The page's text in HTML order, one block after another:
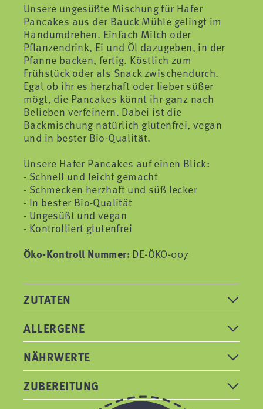
Unsere ungesüßte Mischung für Hafer
Pancakes aus der Bauck Mühle gelingt im
Handumdrehen. Einfach Milch oder
Pflanzendrink, Ei und Öl dazugeben, in der
Pfanne backen, fertig. Köstlich zum
Frühstück oder als Snack zwischendurch.
Egal ob ihr es herzhaft oder lieber süßer
mögt, die Pancakes könnt ihr ganz nach
Belieben verfeinern. Dabei ist die
Backmischung natürlich glutenfrei, vegan
und in bester Bio-Qualität.
Unsere Hafer Pancakes auf einen Blick:
- Schnell und leicht gemacht
- Schmecken herzhaft und süß lecker
- In bester Bio-Qualität
- Ungesüßt und vegan
- Kontrolliert glutenfrei
Öko-Kontroll Nummer: DE-ÖKO-007
ZUTATEN
ALLERGENE
NÄHRWERTE
ZUBEREITUNG